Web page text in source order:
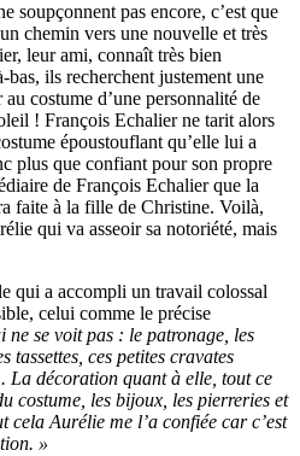
soupçonnent pas encore, c’est que
chemin vers une nouvelle et très
leur ami, connaît très bien
ils recherchent justement une
au costume d’une personnalité de
! François Echalier ne tarit alors
époustouflant qu’elle lui a
plus que confiant pour son propre
de François Echalier que la
faite à la fille de Christine. Voilà,
qui va asseoir sa notoriété, mais
qui a accompli un travail colossal
celui comme le précise
ne se voit pas : le patronage, les
tassettes, ces petites cravates
La décoration quant à elle, tout ce
costume, les bijoux, les pierreries et
cela Aurélie me l’a confiée car c’est
»